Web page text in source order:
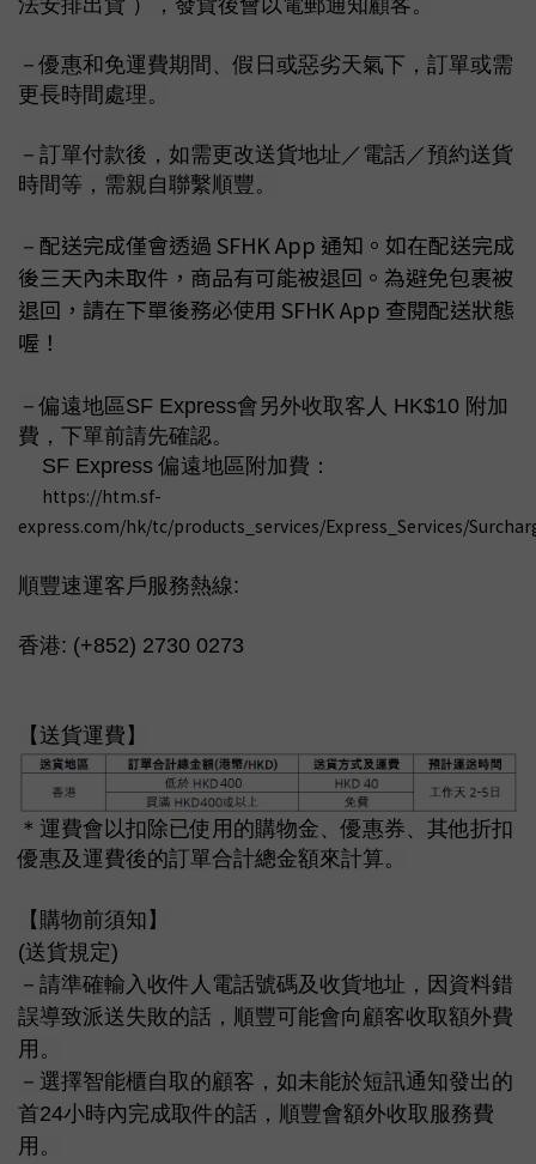
法安排出貨 ），發貨後會以電郵通知顧客。
－優惠和免運費期間、假日或惡劣天氣下，訂單或需
更長時間處理。
－訂單付款後，如需更改送貨地址／電話／預約送貨
時間等，需親自聯繫順豐。
－ 配送完成僅會透過 SFHK App 通知。如在配送完成
後三天內未取件，商品有可能被退回。為避免包裹被
退回，請在下單後務必使用 SFHK App 查閱配送狀態
喔！
－偏遠地區SF Express會另外收取客人 HK$10 附加
費，下單前請先確認。
SF Express 偏遠地區附加費：
https://htm.sf-
express.com/hk/tc/products_services/Express_Services/
順豐速運客戶服務熱線:
香港: (+852) 2730 0273
【送貨運費】
＊運費會以扣除已使用的購物金、優惠券、其他折扣
優惠及運費後的訂單合計總金額來計算。
【購物前須知】
(送貨規定)
－請準確輸入收件人電話號碼及收貨地址，因資料錯
誤導致派送失敗的話，順豐可能會向顧客收取額外費
用。
－選擇智能櫃自取的顧客，如未能於短訊通知發出的
首24小時內完成取件的話，順豐會額外收取服務費
用。